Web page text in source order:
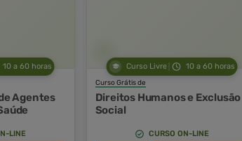
10 a 60 horas
Agentes
LINE
Curso Livre 10 a 60 horas
Curso Grátis de
Direitos Humanos e Exclusão
Social
CURSO ON-LINE